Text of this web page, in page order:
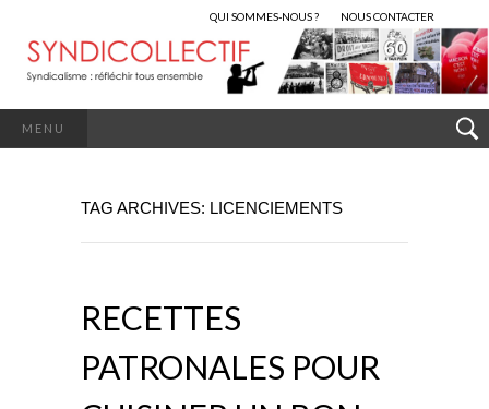
QUI SOMMES-NOUS ? NOUS CONTACTER
MENU
TAG ARCHIVES: LICENCIEMENTS
RECETTES
PATRONALES POUR